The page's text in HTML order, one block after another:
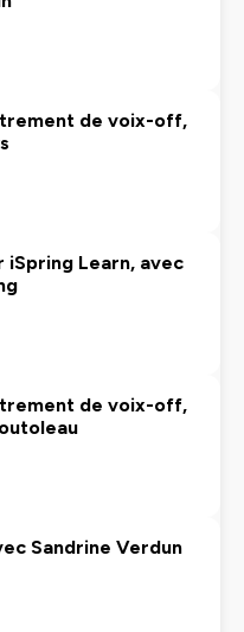
de voix-off,
Learn, avec
de voix-off,
Sandrine Verdun